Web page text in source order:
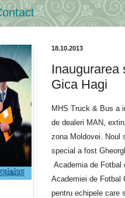
18.10.2013
Inaugurarea
Gica Hagi
MHS Truck & Bus a
de dealeri MAN,
zona Moldovei. Noul
special a fost
Academia de
Academiei de Fotbal
pentru echipele care